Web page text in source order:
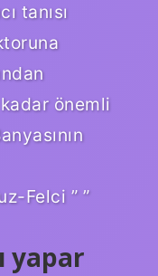
tanısı
önemli
Felci ” ”
yapar